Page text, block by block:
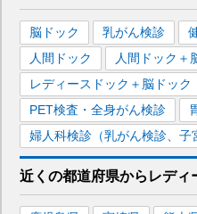
脳ドック 乳がん検診
人間ドック
人間ドック＋
レディースドック＋脳ドック
PET検査・全身がん検診
婦人科検診（乳がん検診、子
近くの都道府県から レディ